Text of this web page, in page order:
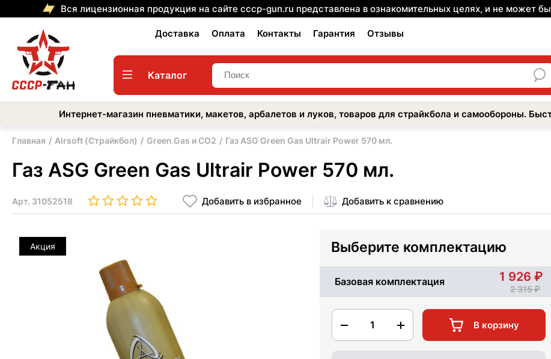
Вся лицензионная продукция на сайте cccp-gun.ru представлена в ознакомительных целях, и не может
Доставка Оплата Контакты Гарантия Отзывы
Каталог
Интернет-магазин пневматики, макетов, арбалетов и луков, товаров для страйкбола и самообороны.
Главная Airsoft (Страйкбол) Green Gas и CO2 Газ ASG Green Gas Ultrair Power 570 мл.
Газ ASG Green Gas Ultrair Power 570 мл.
Арт. 31052518 Добавить в избранное Добавить к сравнению
Акция Выберите комплектацию
Базовая комплектация 1 926
2 315
1 В корзину